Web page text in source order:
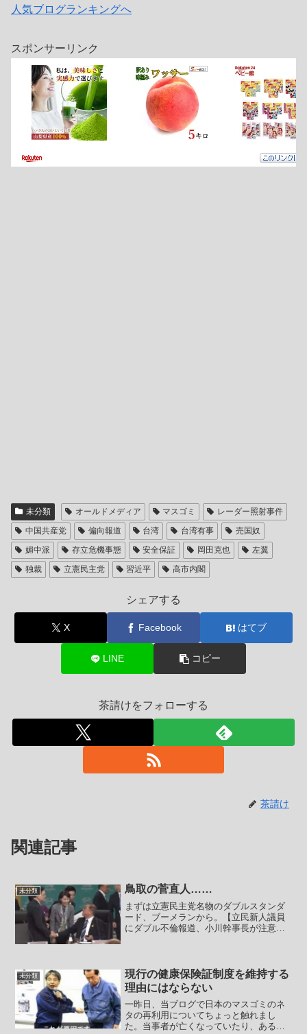
人気ブログランキングへ
スポンサーリンク
未分類 オールドメディア マスゴミ
レーダー照射事件
中国共産党
偏向報道 台湾 台湾有事
売国奴
媚中派
存立危機事態 安全保証 岡田克也
左翼
独裁
立憲民主党 習近平 高市内閣
シェアする
X Facebook はてブ
LINE コピー
茶請けをフォローする
茶請け
関連記事
未分類 鳥取の菅直人……
まずは立憲民主党名物のダブルスタンダ
ード、ブーメランから。【立民新人議員
にダブル不倫報道、小川幹事長が注意
員（57）＝千葉5区＝に...
未分類
現行の健康保険証制度を維持する
理由にはならない
一昨日、当ブログで日本のマスゴミのネ
タの再利用についてちょっと触れまし
た。当事者が亡くなっていたり、あるい